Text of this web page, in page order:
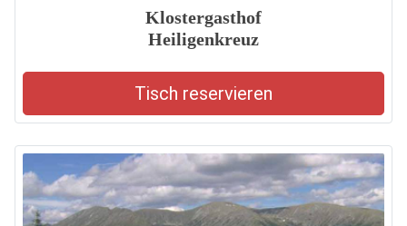
Klostergasthof
Heiligenkreuz
Tisch reservieren